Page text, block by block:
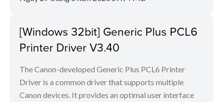
[Windows 32bit] Generic Plus PCL6
Printer Driver V3.40
The Canon-developed Generic Plus PCL6 Printer
Driver is a common driver that supports multiple
Canon devices. It provides an optimal user interface